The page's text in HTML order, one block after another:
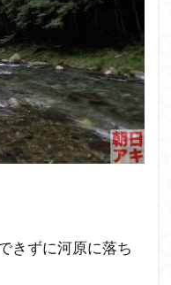
きずに河原に落ち